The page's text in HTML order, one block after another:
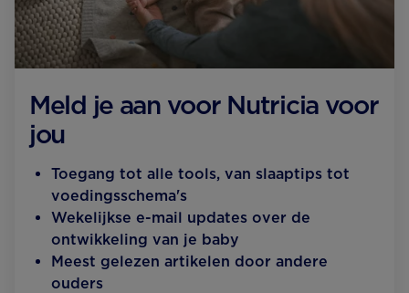
Meld je aan voor Nutricia voor
jou
Toegang tot alle tools, van slaaptips tot
voedingsschema's
Wekelijkse e-mail updates over de
ontwikkeling van je baby
Meest gelezen artikelen door andere
ouders